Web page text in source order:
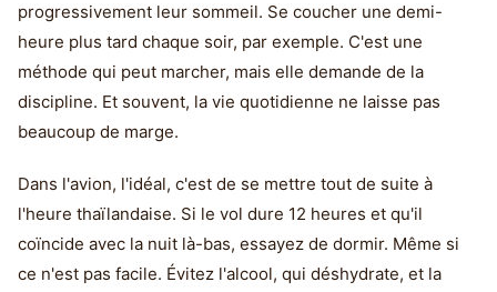
progressivement leur sommeil. Se coucher une demi-
heure plus tard chaque soir, par exemple. C'est une
méthode qui peut marcher, mais elle demande de la
discipline. Et souvent, la vie quotidienne ne laisse pas
beaucoup de marge.
Dans l'avion, l'idéal, c'est de se mettre tout de suite à
l'heure thaïlandaise. Si le vol dure 12 heures et qu'il
coïncide avec la nuit là-bas, essayez de dormir. Même si
ce n'est pas facile. Évitez l'alcool, qui déshydrate, et la